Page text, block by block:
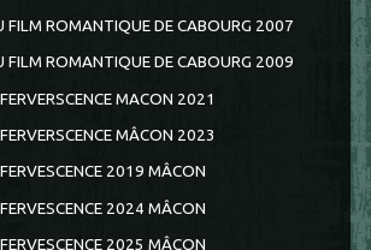
FILM ROMANTIQUE DE CABOURG 2007
FILM ROMANTIQUE DE CABOURG 2009
MACON 2021
MÂCON 2023
2019 MÂCON
2024 MÂCON
2025 MÂCON